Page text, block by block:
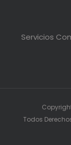
Servicios
Todos